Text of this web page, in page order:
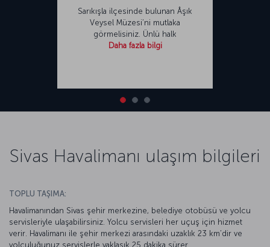
Sarıkışla ilçesinde bulunan Âşık
Veysel Müzesi’ni mutlaka
görmelisiniz. Ünlü halk
Daha fazla bilgi
Sivas Havalimanı ulaşım bilgileri
TOPLU TAŞIMA:
Havalimanından Sivas şehir merkezine, belediye otobüsü ve yolcu
servisleriyle ulaşabilirsiniz. Yolcu servisleri her uçuş için hizmet
verir. Havalimanı ile şehir merkezi arasındaki uzaklık 23 km’dir ve
yolculuğunuz servislerle yaklaşık 25 dakika sürer.